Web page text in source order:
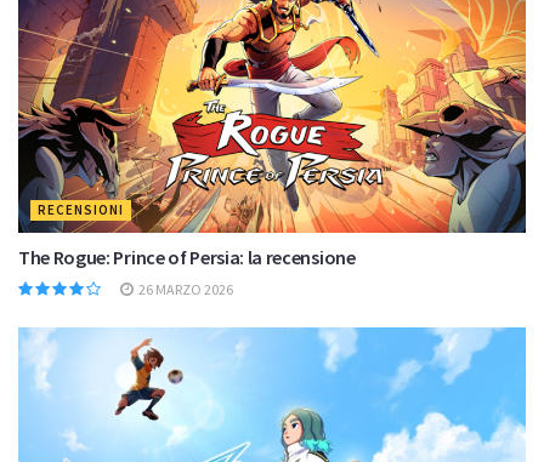
RECENSIONI
The Rogue: Prince of Persia: la recensione
26 MARZO 2026